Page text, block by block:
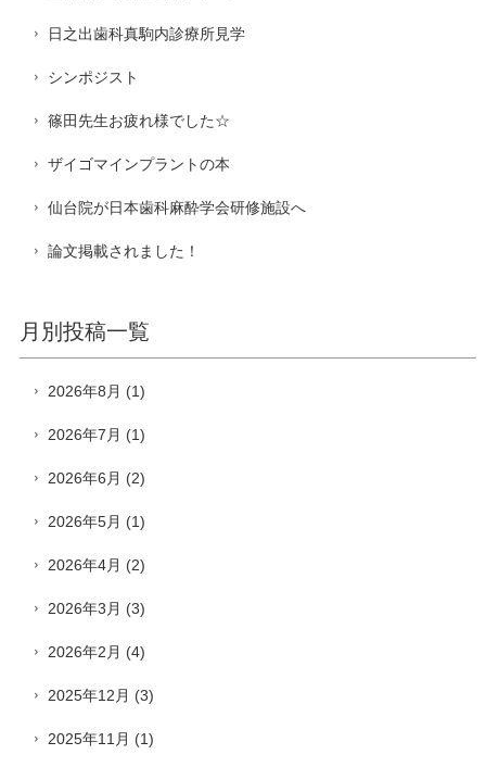
日之出歯科真駒内診療所見学
シンポジスト
篠田先生お疲れ様でした☆
ザイゴマインプラントの本
仙台院が日本歯科麻酔学会研修施設へ
論文掲載されました！
月別投稿一覧
2026年8月 (1)
2026年7月 (1)
2026年6月 (2)
2026年5月 (1)
2026年4月 (2)
2026年3月 (3)
2026年2月 (4)
2025年12月 (3)
2025年11月 (1)